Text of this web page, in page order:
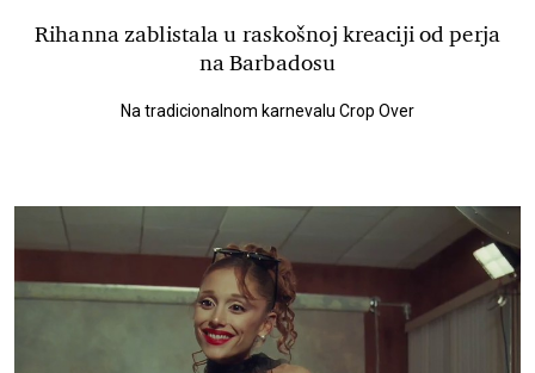
Rihanna zablistala u raskošnoj kreaciji od perja
na Barbadosu
Na tradicionalnom karnevalu Crop Over